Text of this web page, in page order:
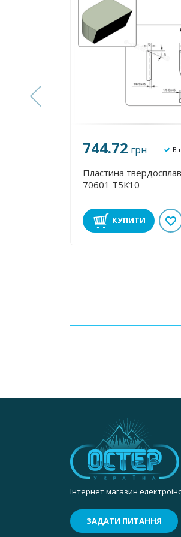
744.72 грн В
Пластина
70601 Т5К10
КУПИТИ
Інтернет магазин
ЗАДАТИ ПИТАННЯ